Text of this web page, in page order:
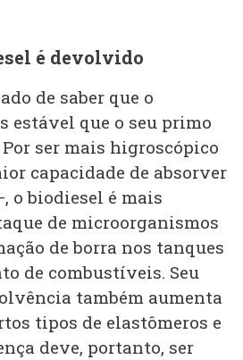
é devolvido
de saber que o
estável que o seu primo
ser mais higroscópico
capacidade de absorver
o biodiesel é mais
de microorganismos
de borra nos tanques
de combustíveis. Seu
também aumenta
tipos de elastômeros e
deve, portanto, ser